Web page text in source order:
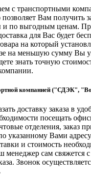
с транспортными
Вам получить
и по выгодным ценам.
для Вас будет
на который
на меньшую сумму Вы
знать точную
компанией ("СДЭК",
доставку заказа в
посещать
отделения, заказ
указанному Вами
и стоимость
менеджер сам свяжется
Звонок